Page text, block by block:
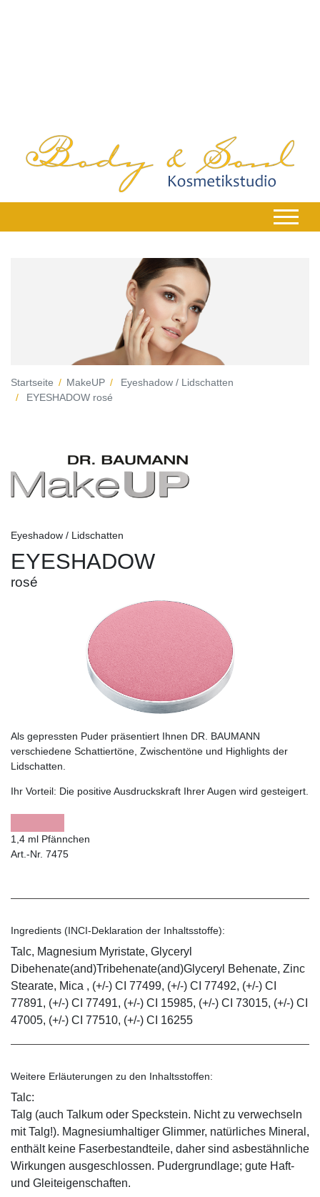
Startseite MakeUP
Eyeshadow / Lidschatten
EYESHADOW rosé
Eyeshadow / Lidschatten
EYESHADOW
rosé
Als gepressten Puder präsentiert Ihnen DR. BAUMANN
verschiedene Schattiertöne, Zwischentöne und Highlights der
Lidschatten.
Ihr Vorteil: Die positive Ausdruckskraft Ihrer Augen wird gesteigert.
1,4 ml Pfännchen
Art.-Nr. 7475
Ingredients (INCI-Deklaration der Inhaltsstoffe):
Talc, Magnesium Myristate, Glyceryl
Dibehenate(and)Tribehenate(and)Glyceryl Behenate, Zinc
Stearate, Mica , (+/-) CI 77499, (+/-) CI 77492, (+/-) CI
77891, (+/-) CI 77491, (+/-) CI 15985, (+/-) CI 73015, (+/-) CI
47005, (+/-) CI 77510, (+/-) CI 16255
Weitere Erläuterungen zu den Inhaltsstoffen:
Talc:
Talg (auch Talkum oder Speckstein. Nicht zu verwechseln
mit Talg!). Magnesiumhaltiger Glimmer, natürliches Mineral,
enthält keine Faserbestandteile, daher sind asbestähnliche
Wirkungen ausgeschlossen. Pudergrundlage; gute Haft-
und Gleiteigenschaften.